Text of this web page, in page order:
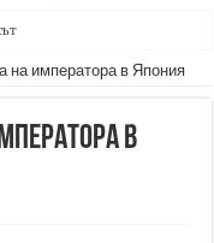
винаги е и сила, и
на императора в Япония
в